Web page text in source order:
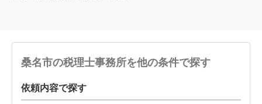
桑名市の税理士事務所を他の条件で探す
依頼内容で探す